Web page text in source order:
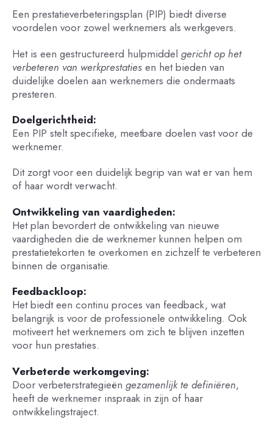
Een prestatieverbeteringsplan (PIP) biedt diverse
voordelen voor zowel werknemers als werkgevers.
Het is een gestructureerd hulpmiddel gericht op het
verbeteren van werkprestatiesen het bieden van
duidelijke doelen aan werknemers die ondermaats
presteren.
Doelgerichtheid:
Een PIP stelt specifieke, meetbare doelen vast voor de
werknemer.
Dit zorgt voor een duidelijk begrip van wat er van hem
of haar wordt verwacht.
Ontwikkeling van vaardigheden:
Het plan bevordert de ontwikkeling van nieuwe
vaardigheden die de werknemer kunnen helpen om
prestatietekorten te overkomen en zichzelf te verbeteren
binnen de organisatie.
Feedbackloop:
Het biedt een continu proces van feedback, wat
belangrijk is voor de professionele ontwikkeling. Ook
motiveert het werknemers om zich te blijven inzetten
voor hun prestaties.
Verbeterde werkomgeving:
Door verbeterstrategieën gezamenlijk te definiëren,
heeft de werknemer inspraak in zijn of haar
ontwikkelingstraject.